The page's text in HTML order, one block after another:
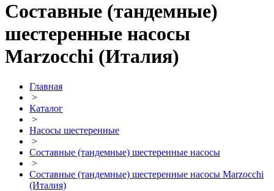
Составные (тандемные)
шестеренные насосы
Marzocchi (Италия)
Главная
>
Каталог
>
Насосы шестеренные
>
Составные (тандемные) шестеренные насосы
>
Составные (тандемные) шестеренные насосы Marzocchi
(Италия)